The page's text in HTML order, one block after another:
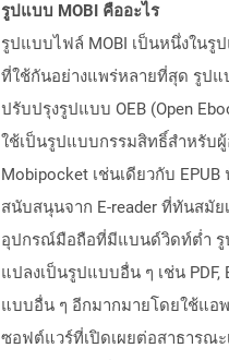
รูปแบบ MOBI คืออะไร
รูปแบบไฟล์ MOBI เป็นหนึ่งในรู
ที่ใช้กันอย่างแพร่หลายที่สุด รูปแ
ปรับปรุงรูปแบบ OEB (Open
ใช้เป็นรูปแบบกรรมสิทธิ์สำหรับ
Mobipocket เช่นเดียวกับ
สนับสนุนจาก E-reader ที่ทันสมั
อุปกรณ์มือถือที่มีแบนด์วิดท์ต่ำ รู
แปลงเป็นรูปแบบอื่น ๆ เช่น PDF,
แบบอื่น ๆ อีกมากมายโดยใช้แอ
ซอฟต์แวร์ที่เปิดเผยต่อสาธารณ